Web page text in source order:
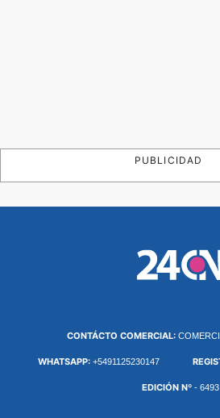
PUBLICIDAD
CONTÁCTO COMERCIAL:
WHATSAPP: +5491125230147
EDICIÓN Nº - 6493